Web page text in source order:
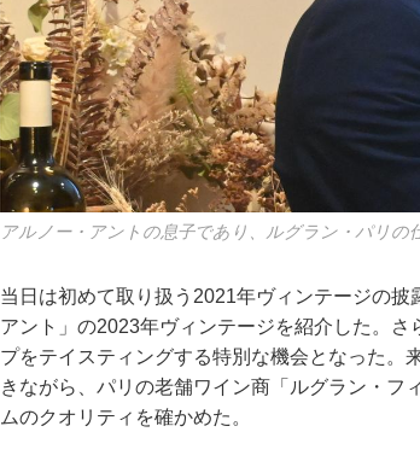
アルノー・アントの息子であり、ルグラン・パリ
当日は初めて取り扱う2021年ヴィンテージの
アント」の2023年ヴィンテージを紹介した。
プをテイスティングする特別な機会となった。
きながら、パリの老舗ワイン商「ルグラン・フ
ムのクオリティを確かめた。